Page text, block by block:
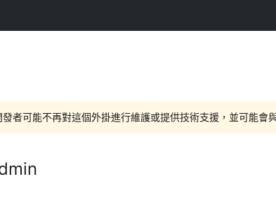
發者可能不再對這個外掛進行維護或提供技術支援，並可能會